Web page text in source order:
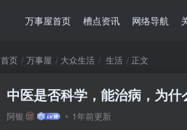
万事屋首页 槽点资讯 网络导航
首页 万事屋 大众生活 生活 正文
中医是否科学，能治病，为
阿银 1年前更新